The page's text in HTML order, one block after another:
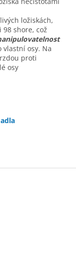
ložiskách,
shore, což
vlastní osy. Na
proti
osy